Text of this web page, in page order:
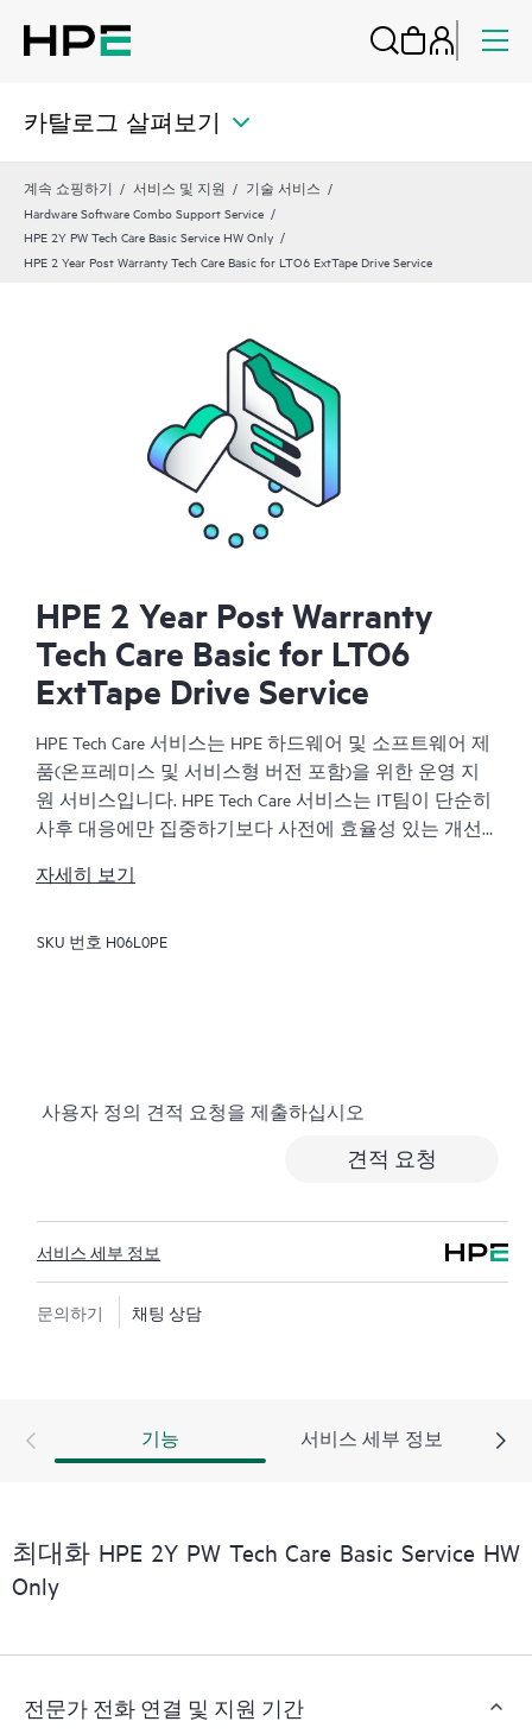
카탈로그 살펴보기
계속 쇼핑하기 서비스 및 지원
기술 서비스
Hardware Software Combo Support Service
HPE 2Y PW Tech Care Basic Service HW Only
HPE 2 Year Post Warranty Tech Care Basic for LTO6 ExtTape Drive Service
HPE 2 Year Post Warranty
Tech Care Basic for LTO6
ExtTape Drive Service
HPE Tech Care 서비스는 HPE 하드웨어 및 소프트웨어 제
품(온프레미스 및 서비스형 버전 포함)을 위한 운영 지
원 서비스입니다. HPE Tech Care 서비스는 IT팀이 단순히
사후 대응에만 집중하기보다 사전에 효율성 있는 개선
줍니다.
HPE Tech Care 서비스는 고객이 위험을 줄이는 것뿐만 아
해 도움을 받을 수 있습니다. 고객은 특정 워크로드의 컨
보유한 전문 기술 리소스에 대한 액세스를 제공받으며,
지 않도록 합니다.
HPE Tech Care 서비스는 지원 대상 제품의 운영, 관리, 보
안에 대한 일반 기술 안내를 제공함으로써 기존의 지원
제품, 서비스, 사례에 대한 실행 가능한 데이터와 HPE
Tech Care 서비스 하에 지원되는 지원 계약을 제공하는
제품과 그 상호 작용 방식을 인지하여 더 쉽게 자산을 관
리할 수 있습니다. 새로운 셀프 서비스 툴을 활용하여 고
객은 지원 인시던트를 열지 않고도 특정 활동을 수행할
Tech Care 서비스는 엣지부터 클라우드까지 우수한 운영
세스를 제공합니다.
자세히 보기
SKU 번호 H06L0PE
사용자 정의 견적 요청을 제출하십시오
견적 요청
서비스 세부 정보
문의하기 채팅 상담
기능 서비스 세부 정보
최대화 HPE 2Y PW Tech Care Basic Service HW
Only
전문가 전화 연결 및 지원 기간